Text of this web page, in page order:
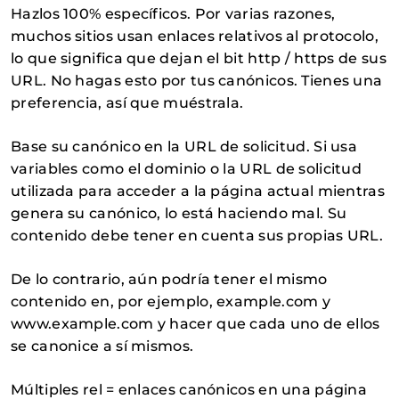
Hazlos 100% específicos. Por varias razones,
muchos sitios usan enlaces relativos al protocolo,
lo que significa que dejan el bit http / https de sus
URL. No hagas esto por tus canónicos. Tienes una
preferencia, así que muéstrala.
Base su canónico en la URL de solicitud. Si usa
variables como el dominio o la URL de solicitud
utilizada para acceder a la página actual mientras
genera su canónico, lo está haciendo mal. Su
contenido debe tener en cuenta sus propias URL.
De lo contrario, aún podría tener el mismo
contenido en, por ejemplo, example.com y
www.example.com y hacer que cada uno de ellos
se canonice a sí mismos.
Múltiples rel = enlaces canónicos en una página